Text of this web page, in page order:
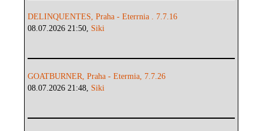
DELINQUENTES, Praha - Eterrnia . 7.7.16
08.07.2026 21:50, Siki
GOATBURNER, Praha - Etermia, 7.7.26
08.07.2026 21:48, Siki